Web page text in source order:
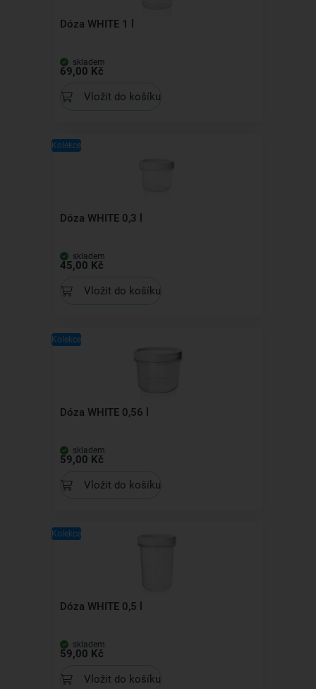
Dóza WHITE 1 l
skladem
69,00 Kč
Vložit do košíku
Kolekce
Dóza WHITE 0,3 l
skladem
45,00 Kč
Vložit do košíku
Kolekce
Dóza WHITE 0,56 l
skladem
59,00 Kč
Vložit do košíku
Kolekce
Dóza WHITE 0,5 l
skladem
59,00 Kč
Vložit do košíku